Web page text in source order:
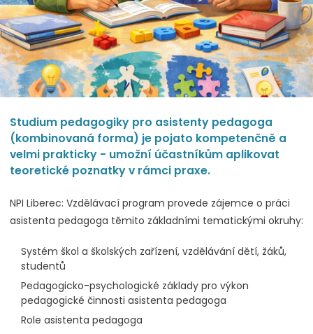
Studium pedagogiky pro asistenty pedagoga
(kombinovaná forma) je pojato kompetenčně a
velmi prakticky - umožní účastníkům aplikovat
teoretické poznatky v rámci praxe.
NPI Liberec: Vzdělávací program provede zájemce o práci
asistenta pedagoga těmito základními tematickými okruhy:
Systém škol a školských zařízení, vzdělávání dětí, žáků,
studentů
Pedagogicko-psychologické základy pro výkon
pedagogické činnosti asistenta pedagoga
Role asistenta pedagoga